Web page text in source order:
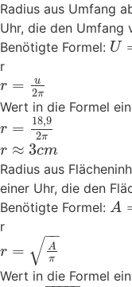
Radius aus Umfang
Uhr, die den Umfang
Benötigte Formel: U
r
r = u
2π
Wert in die Formel
r = 18,9
2π
r ≈ 3cm
Radius aus
einer Uhr, die den
Benötigte Formel: A
r
r =
A
π
−
−
√
Wert in die Formel